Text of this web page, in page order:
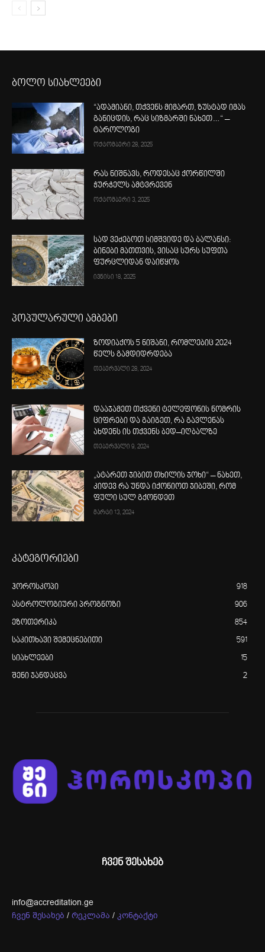
ბოლო სიახლეები
“ადამიანი, თქვენს მიმართ, ზუსტად იმას
განიცდის, რაც სიზმარში ნახეთ…“ –
ტაროლოგი
ოქტომბერი 28, 2025
რას ნიშნავს, როდესაც ქორწილში
ჭურჭელს ამტვრევენ
ოქტომბერი 3, 2025
სად ვეძებოთ სიმშვიდე და ბალანსი:
ბინები მათთვის, ვისაც სურს სუფთა
ფურცლიდან დაიწყოს
ივნისი 18, 2025
პოპულარული ამბები
ზოდიაქოს 5 ნიშანი, რომლებიც 2024
წელს გამდიდრდება
თებერვალი 28, 2024
დააჯამეთ თქვენი ტელეფონის ნომრის
ციფრები და გაიგეთ, რა გავლენას
ახდენს ის თქვენს ბედ–იღბალზე
თებერვალი 9, 2024
„ატარეთ ჯიბით თხილის ჯოხი“ – ნახეთ,
კიდევ რა უნდა იქონიოთ ჯიბეში, რომ
ფული სულ გქონდეთ
მარტი 13, 2024
კატეგორიები
ჰოროსკოპი 918
ასტროლოგიური პროგნოზი 906
ეზოთერიკა 854
საკითხავი შემეცნებითი 591
სიახლეები 15
შენი ჯანდაცვა 2
ჩვენ შესახებ
info@accreditation.ge
ჩვენ შესახებ / რეკლამა / კონტაქტი